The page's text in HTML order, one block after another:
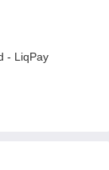
- LiqPay